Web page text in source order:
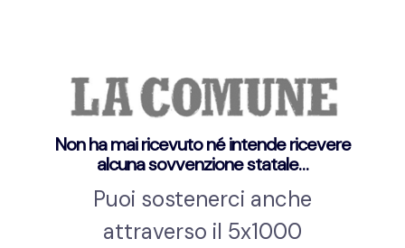
Non ha mai ricevuto né intende ricevere
alcuna sovvenzione statale…
Puoi sostenerci anche
attraverso il 5x1000